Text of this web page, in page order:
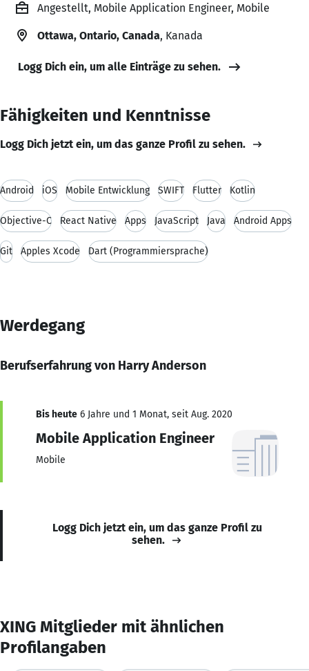
Angestellt, Mobile Application Engineer, Mobile
Ottawa, Ontario, Canada, Kanada
Logg Dich ein, um alle Einträge zu sehen.
Fähigkeiten und Kenntnisse
Logg Dich jetzt ein, um das ganze Profil zu sehen.
Android iOS Mobile Entwicklung SWIFT Flutter Kotlin
Objective-C React Native Apps JavaScript Java Android Apps
Git Apples Xcode Dart (Programmiersprache)
Werdegang
Berufserfahrung von Harry Anderson
Bis heute 6 Jahre und 1 Monat, seit Aug. 2020
Mobile Application Engineer
Mobile
Logg Dich jetzt ein, um das ganze Profil zu
sehen.
XING Mitglieder mit ähnlichen
Profilangaben